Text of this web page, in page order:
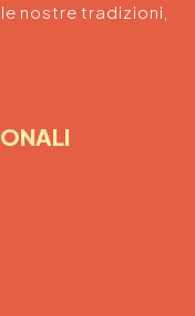
nostre tradizioni,